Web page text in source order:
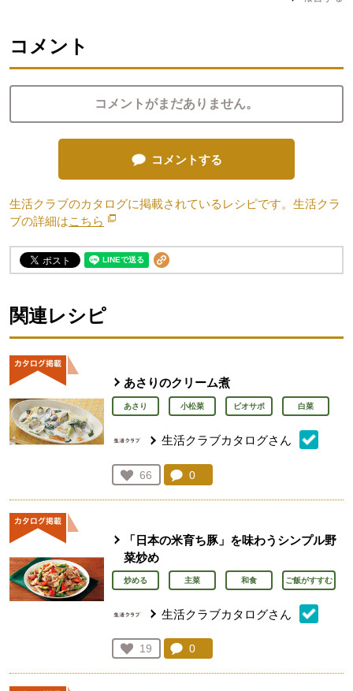
コメント
コメントがまだありません。
コメントする
生活クラブのカタログに掲載されているレシピです。生活クラ
ブの詳細はこちら 別のウィンドウで開きます。
関連レシピ
あさりのクリーム煮
あさり 小松菜 ビオサポ 白菜
生活クラブカタログさん
お気に入り登録：
66
人が登録
コメント：
0
「日本の米育ち豚」を味わうシンプル野
菜炒め
炒める 主菜 和食 ご飯がすすむ
生活クラブカタログさん
お気に入り登録：
19
人が登録
コメント：
0